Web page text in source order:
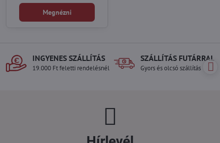
Megnézni
INGYENES SZÁLLÍTÁS
19.000 Ft feletti rendelésnél
SZÁLLÍTÁS FUTÁRRAL
Gyors és olcsó szállítás